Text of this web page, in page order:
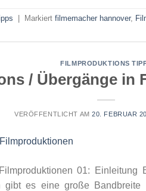
Markiert filmemacher hannover,
FILMPRODUKTIONS
/ Übergänge in
VERÖFFENTLICHT AM20. FEBRUAR
01: Einleitung
gibt es eine große